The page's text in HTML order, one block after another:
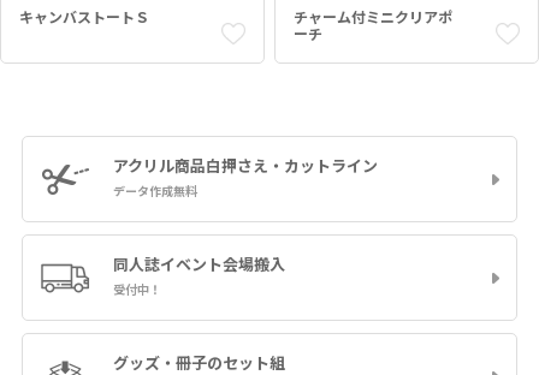
キャンバストートＳ
チャーム付ミニクリアポ
ーチ
アクリル商品白押さえ・カットライン
データ作成無料
同人誌イベント会場搬入
受付中！
グッズ・冊子のセット組